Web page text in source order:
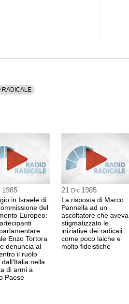
RADICALE
1985
in Israele di
del
Europeo:
Enzo Tortora
denuncia al
il ruolo
dall'Italia nella
di armi a
Paese
21 Dic 1985
La risposta di Marco
Pannella ad un
ascoltatore che aveva
stigmatizzato le
iniziative dei radicali
come poco laiche e
molto fideistiche